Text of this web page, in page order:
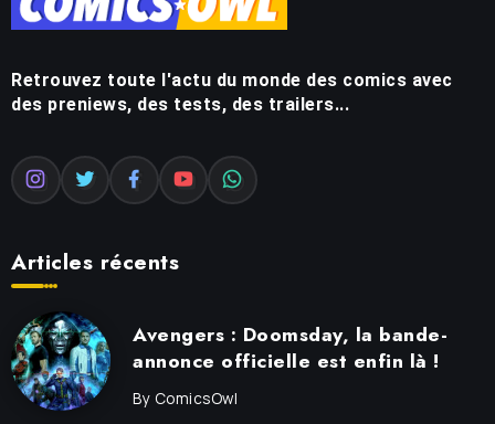
Retrouvez toute l'actu du monde des comics avec
des preniews, des tests, des trailers...
Articles récents
Avengers : Doomsday, la bande-
annonce officielle est enfin là !
By ComicsOwl